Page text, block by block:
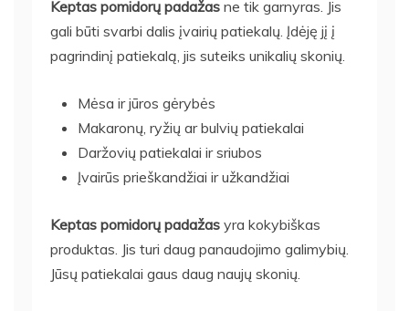
Keptas pomidorų padažas ne tik garnyras. Jis
gali būti svarbi dalis įvairių patiekalų. Įdėję jį į
pagrindinį patiekalą, jis suteiks unikalių skonių.
Mėsa ir jūros gėrybės
Makaronų, ryžių ar bulvių patiekalai
Daržovių patiekalai ir sriubos
Įvairūs prieškandžiai ir užkandžiai
Keptas pomidorų padažas yra kokybiškas
produktas. Jis turi daug panaudojimo galimybių.
Jūsų patiekalai gaus daug naujų skonių.